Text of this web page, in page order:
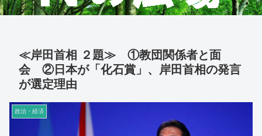
≪岸田首相 ２題≫ ①教団関係者と面
会 ②日本が「化石賞」、岸田首相の発言
が選定理由
政治・経済